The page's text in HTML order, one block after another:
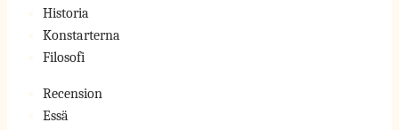
Historia
Konstarterna
Filosofi
Recension
Essä